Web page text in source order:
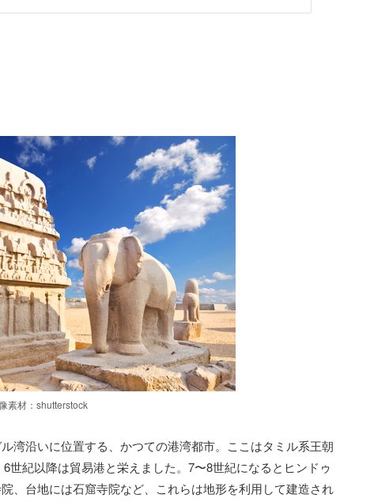
素材：shutterstock
湾沿いに位置する、かつての港湾都市。ここはタミル系王朝
世紀以降は貿易港と栄えました。7〜8世紀になるとヒンドゥ
、台地には石窟寺院など、これらは地形を利用して建造され